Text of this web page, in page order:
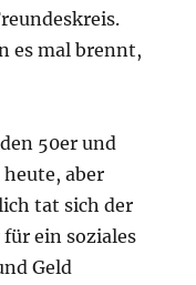
es mal brennt,
50er und
aber
tat sich der
für ein soziales
Geld